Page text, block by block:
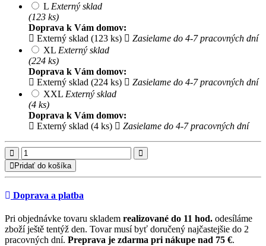
L Externý sklad
(123 ks)
Doprava k Vám domov:
Externý sklad (123 ks)
Zasielame do 4-7 pracovných dní
XL Externý sklad
(224 ks)
Doprava k Vám domov:
Externý sklad (224 ks)
Zasielame do 4-7 pracovných dní
XXL Externý sklad
(4 ks)
Doprava k Vám domov:
Externý sklad (4 ks)
Zasielame do 4-7 pracovných dní
Pridať do košíka
Doprava a platba
Pri objednávke tovaru skladem realizované do 11 hod. odesíláme
zboží ještě tentýž den. Tovar musí byť doručený najčastejšie do 2
pracovných dní. Preprava je zdarma pri nákupe nad 75 €.